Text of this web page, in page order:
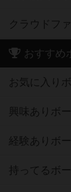
クラウドフ
おすすめ
お気に入り
興味ありボ
経験ありボ
持ってるボ